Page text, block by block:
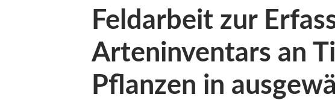
Feldarbeit zur
Arteninventars an
Pflanzen in